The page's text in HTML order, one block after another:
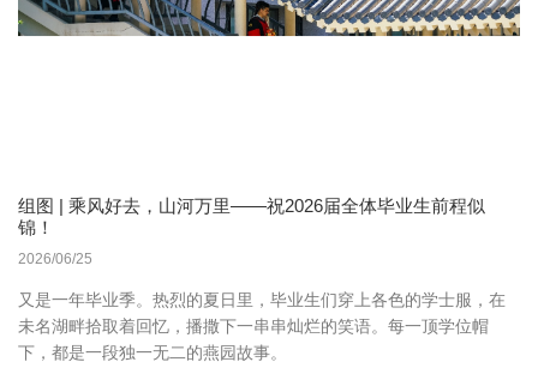
组图 | 乘风好去，山河万里——祝2026届全体毕业生前程似
锦！
2026/06/25
又是一年毕业季。热烈的夏日里，毕业生们穿上各色的学士服，在
未名湖畔拾取着回忆，播撒下一串串灿烂的笑语。每一顶学位帽
下，都是一段独一无二的燕园故事。